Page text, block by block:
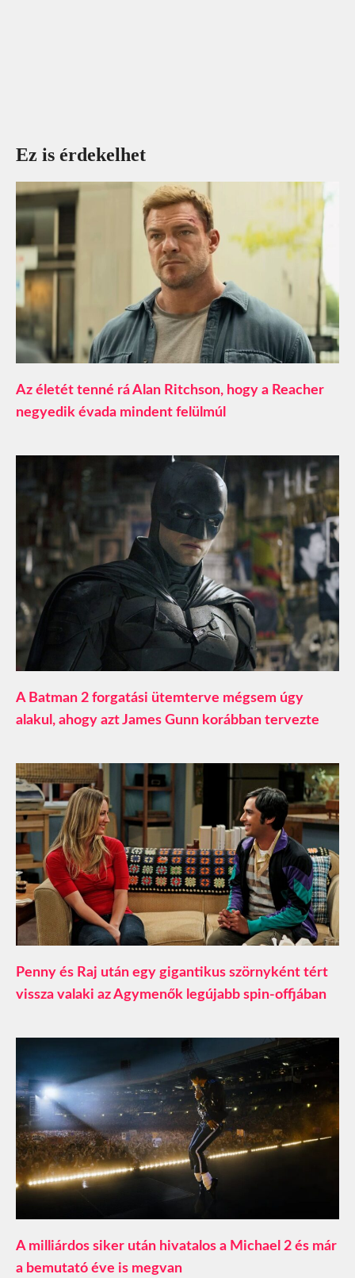
Ez is érdekelhet
Az életét tenné rá Alan Ritchson, hogy a Reacher
negyedik évada mindent felülmúl
A Batman 2 forgatási ütemterve mégsem úgy
alakul, ahogy azt James Gunn korábban tervezte
Penny és Raj után egy gigantikus szörnyként tért
vissza valaki az Agymenők legújabb spin-offjában
A milliárdos siker után hivatalos a Michael 2 és már
a bemutató éve is megvan